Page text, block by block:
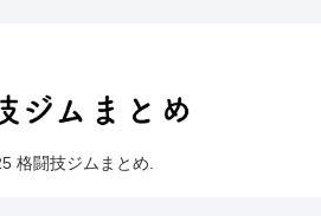
格闘技ジムまとめ.